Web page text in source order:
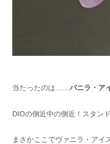
当たったのは……バニラ・ア
DIOの側近中の側近！スタン
まさかここでヴァニラ・アイ